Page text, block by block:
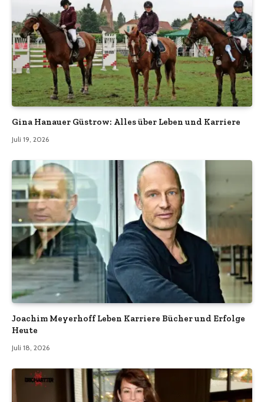
Gina Hanauer Güstrow: Alles über Leben und Karriere
Juli 19, 2026
Joachim Meyerhoff Leben Karriere Bücher und Erfolge
Heute
Juli 18, 2026